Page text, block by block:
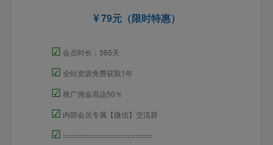
79元（限时特惠）
☑ 会员时长：365天
☑ 全站资源免费获取1年
☑ 推广佣金高达50％
☑ 内部会员专属【微信】交流群
☑ =====================